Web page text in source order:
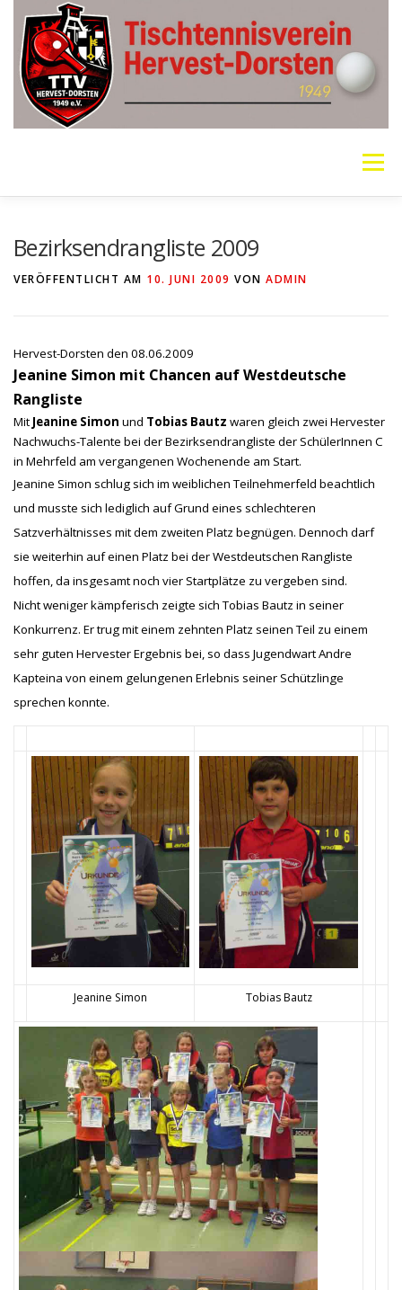
Inhalt
springen
Menü
Bezirksendrangliste 2009
VERÖFFENTLICHT AM 10. JUNI 2009 VON ADMIN
Hervest-Dorsten den 08.06.2009
Jeanine Simon mit Chancen auf Westdeutsche
Rangliste
Mit Jeanine Simon und Tobias Bautz waren gleich zwei Hervester
Nachwuchs-Talente bei der Bezirksendrangliste der SchülerInnen C
in Mehrfeld am vergangenen Wochenende am Start.
Jeanine Simon schlug sich im weiblichen Teilnehmerfeld beachtlich
und musste sich lediglich auf Grund eines schlechteren
Satzverhältnisses mit dem zweiten Platz begnügen. Dennoch darf
sie weiterhin auf einen Platz bei der Westdeutschen Rangliste
hoffen, da insgesamt noch vier Startplätze zu vergeben sind.
Nicht weniger kämpferisch zeigte sich Tobias Bautz in seiner
Konkurrenz. Er trug mit einem zehnten Platz seinen Teil zu einem
sehr guten Hervester Ergebnis bei, so dass Jugendwart Andre
Kapteina von einem gelungenen Erlebnis seiner Schützlinge
sprechen konnte.
Jeanine Simon Tobias Bautz